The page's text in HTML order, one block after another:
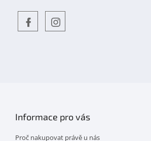
Informace pro vás
Proč nakupovat právě u nás